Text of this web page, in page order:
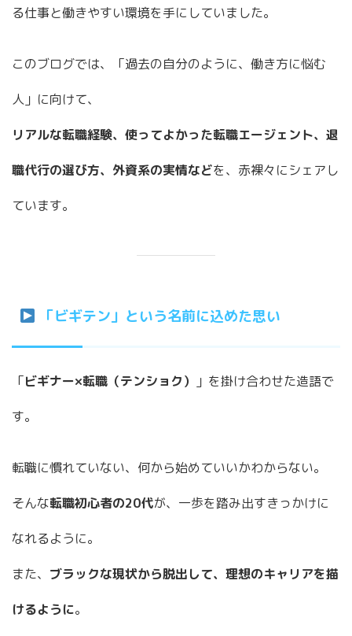
る仕事と働きやすい環境を手にしていました。
このブログでは、「過去の自分のように、働き方に悩む
人」に向けて、
リアルな転職経験、使ってよかった転職エージェント、退
職代行の選び方、外資系の実情などを、赤裸々にシェアし
ています。
「ビギテン」という名前に込めた思い
「ビギナー×転職（テンショク） 」を掛け合わせた造語で
す。
転職に慣れていない、何から始めていいかわからない。
そんな転職初心者の20代が、一歩を踏み出すきっかけに
なれるように。
また、 ブラックな現状から脱出して、理想のキャリアを描
けるように。